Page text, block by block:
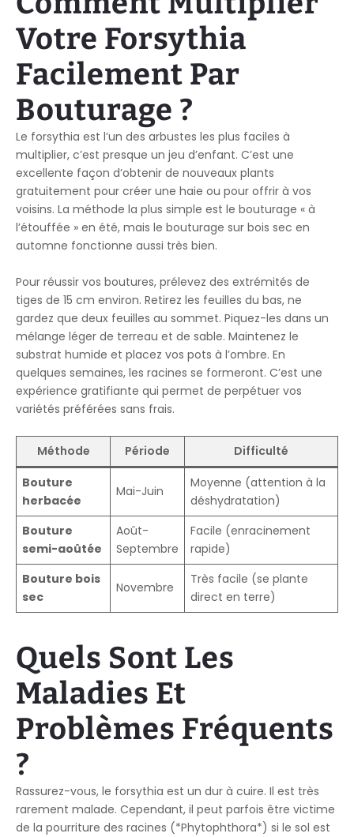
Votre Forsythia
Facilement Par
Bouturage ?
Le forsythia est l’un des arbustes les plus faciles à
multiplier, c’est presque un jeu d’enfant. C’est une
excellente façon d’obtenir de nouveaux plants
gratuitement pour créer une haie ou pour offrir à vos
voisins. La méthode la plus simple est le bouturage « à
l’étouffée » en été, mais le bouturage sur bois sec en
automne fonctionne aussi très bien.
Pour réussir vos boutures, prélevez des extrémités de
tiges de 15 cm environ. Retirez les feuilles du bas, ne
gardez que deux feuilles au sommet. Piquez-les dans un
mélange léger de terreau et de sable. Maintenez le
substrat humide et placez vos pots à l’ombre. En
quelques semaines, les racines se formeront. C’est une
expérience gratifiante qui permet de perpétuer vos
variétés préférées sans frais.
Méthode Période
Difficulté
Bouture
herbacée
Mai-Juin
Moyenne (attention à la
déshydratation)
Bouture
semi-aoûtée
Août-
Septembre
Facile (enracinement
rapide)
Bouture bois
sec
Novembre
Très facile (se plante
direct en terre)
Quels Sont Les
Maladies Et
Problèmes Fréquents
?
Rassurez-vous, le forsythia est un dur à cuire. Il est très
rarement malade. Cependant, il peut parfois être victime
de la pourriture des racines (*Phytophthora*) si le sol est